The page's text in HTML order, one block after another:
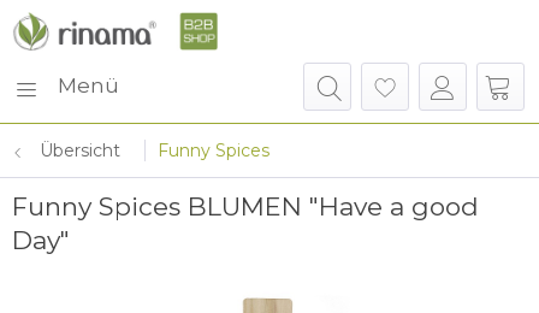
Menü
Übersicht Funny Spices
Funny Spices BLUMEN "Have a good
Day"